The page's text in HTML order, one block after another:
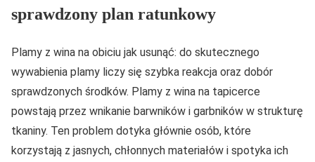
sprawdzony plan ratunkowy
Plamy z wina na obiciu jak usunąć: do skutecznego
wywabienia plamy liczy się szybka reakcja oraz dobór
sprawdzonych środków. Plamy z wina na tapicerce
powstają przez wnikanie barwników i garbników w strukturę
tkaniny. Ten problem dotyka głównie osób, które
korzystają z jasnych, chłonnych materiałów i spotyka ich